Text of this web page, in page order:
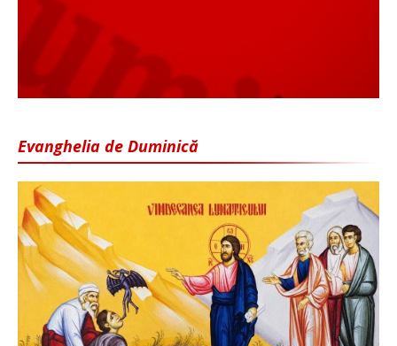
Evanghelia de Duminică